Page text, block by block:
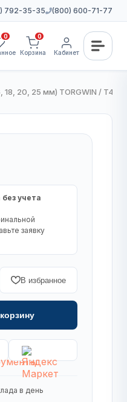
792-35-35 (800) 600-71-77
0 0
Корзина Кабинет
18, 20, 25 мм) TORGWIN /
учета
заявку
В избранное
в день